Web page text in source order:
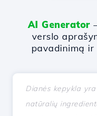
AI Generator
verslo
pavadinimą ir